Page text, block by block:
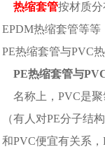
热缩套管按材质分
EPDM热缩套管等等
PE热缩套管与PVC
PE热缩套管与
名称上，PVC是聚
（有人对PE分子结
和PVC便宜有关系